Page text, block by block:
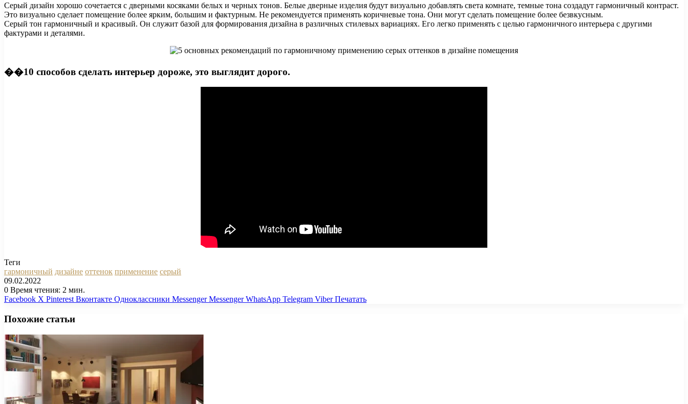
Серый дизайн хорошо сочетается с дверными косяками белых и черных тонов. Белые дверные изделия будут визуально добавлять света комнате, темные тона создадут гармоничный контраст.
Это визуально сделает помещение более ярким, большим и фактурным. Не рекомендуется применять коричневые тона. Они могут сделать помещение более безвкусным.
Серый тон гармоничный и красивый. Он служит базой для формирования дизайна в различных стилевых вариациях. Его легко применять с целью гармоничного интерьера с другими
фактурами и деталями.
��10 способов сделать интерьер дороже, это выглядит дорого.
Теги
гармоничный дизайне оттенок применение серый
09.02.2022
0 Время чтения: 2 мин.
Facebook X Pinterest Вконтакте Одноклассники Messenger Messenger WhatsApp Telegram Viber Печатать
Похожие статьи